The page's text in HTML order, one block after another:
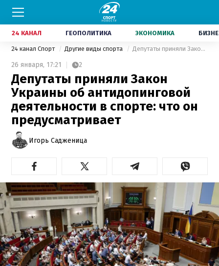
24 КАНАЛ ГЕОПОЛИТИКА ЭКОНОМИКА
24 канал Спорт Другие виды спорта Депутаты приняли Закон Украины об антидопинговой деятельности в спорте: что он предусматривает
26 января, 17:21 2
Депутаты приняли Закон
Украины об антидопинговой
деятельности в спорте: что он
предусматривает
Игорь Садженица